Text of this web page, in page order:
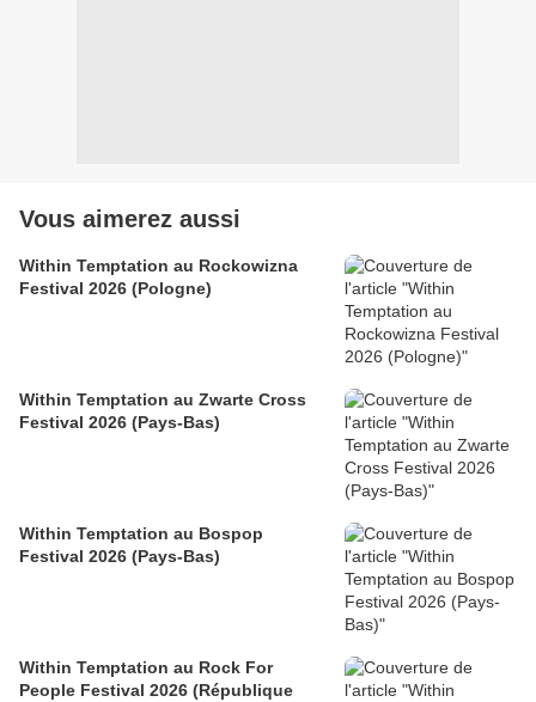
Vous aimerez aussi
Within Temptation au Rockowizna
Festival 2026 (Pologne)
Within Temptation au Zwarte Cross
Festival 2026 (Pays-Bas)
Within Temptation au Bospop
Festival 2026 (Pays-Bas)
Within Temptation au Rock For
People Festival 2026 (République